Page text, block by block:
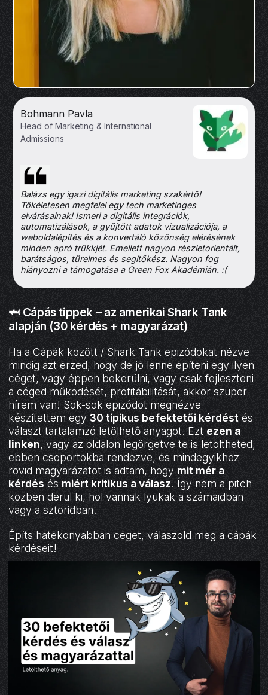
Bohmann Pavla
Head of Marketing & International
Admissions
Balázs egy igazi digitális marketing szakértő!
Tökéletesen megfelel egy tech marketinges
elvárásainak! Ismeri a digitális integrációk,
automatizálások, a gyűjtött adatok vizualizációja, a
weboldalépítés és a konvertáló közönség elérésének
minden apró trükkjét. Emellett nagyon részletorientált,
barátságos, türelmes és segítőkész. Nagyon fog
hiányozni a támogatása a Green Fox Akadémián. :(
🦈 Cápás tippek – az amerikai Shark Tank
alapján (30 kérdés + magyarázat)
Ha a Cápák között / Shark Tank epizódokat nézve
mindig azt érzed, hogy de jó lenne építeni egy ilyen
céget, vagy éppen bekerülni, vagy csak fejleszteni
a céged működését, profitábilitását, akkor szuper
hírem van! Sok-sok epizódot megnézve
készítettem egy30 tipikus befektetői kérdést és
választ tartalamzó letölhető anyagot. Ezt ezen a
linken, vagy az oldalon legörgetve te is letöltheted,
ebben csoportokba rendezve, és mindegyikhez
rövid magyarázatot is adtam, hogy mit mér a
kérdés és miért kritikus a válasz. Így nem a pitch
közben derül ki, hol vannak lyukak a számaidban
vagy a sztoridban.
Építs hatékonyabban céget, válaszold meg a cápák
kérdéseit!